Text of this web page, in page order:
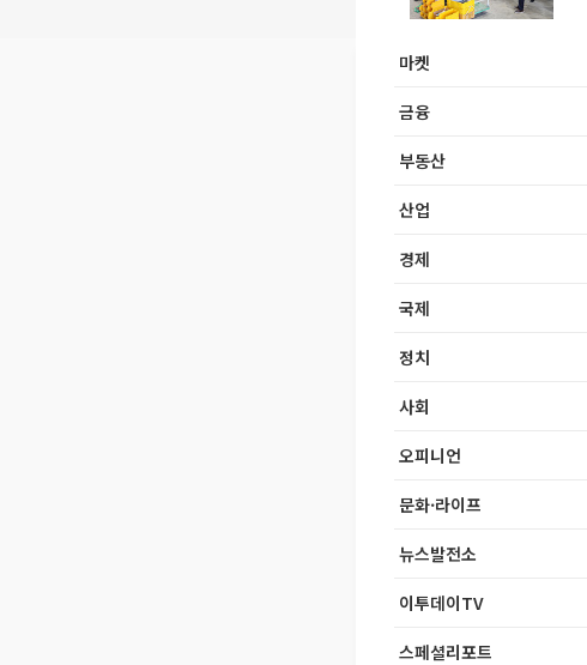
마켓
금융
부동산
산업
경제
국제
정치
사회
오피니언
문화·라이프
뉴스발전소
이투데이TV
스페셜리포트